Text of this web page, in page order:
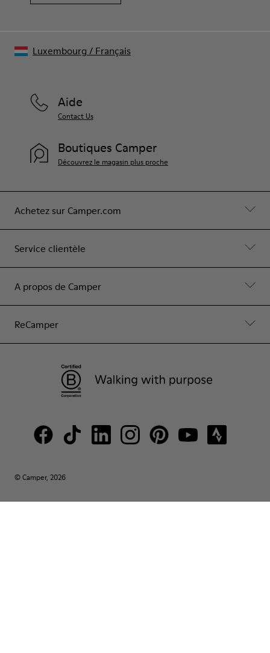
Achetez sur Camper.com
Service clientèle
A propos de Camper
ReCamper
Aide
Contact Us
Boutiques Camper
Découvrez le magasin plus proche
© Camper, 2026
Luxembourg / Français